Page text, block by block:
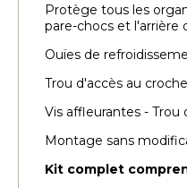
Protège tous les
pare-chocs et l'arrière
Ouïes de
Trou d'accès au
Vis affleurantes - Trou
Montage sans
Kit complet